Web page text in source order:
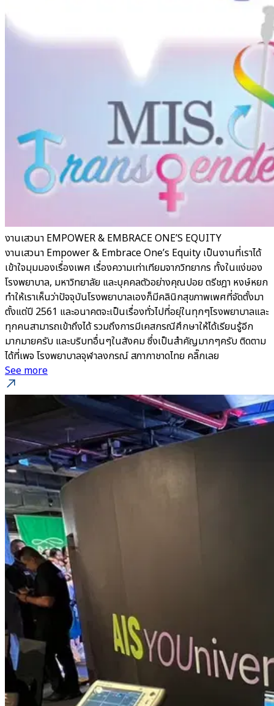
งานเสวนา EMPOWER & EMBRACE ONE’S EQUITY
งานเสวนา Empower & Embrace One’s Equity เป็นงานที่เราได้
เข้าใจมุมมองเรื่องเพศ เรื่องความเท่าเทียมจากวิทยากร ทั้งในแง่ของ
โรงพยาบาล, มหาวิทยาลัย และบุคคลตัวอย่างคุณปอย ตรีชฎา หงษ์หยก
ทำให้เราเห็นว่าปัจจุบันโรงพยาบาลเองก็มีคลินิกสุขภาพเพศที่จัดตั้งมา
ตั้งแต่ปี 2561 และอนาคตจะเป็นเรื่องทั่วไปที่อยุ่ในทุกๆโรงพยาบาลและ
ทุกคนสามารถเข้าถึงได้ รวมถึงการมีเคสกรณีศึกษาให้ได้เรียนรู้อีก
มากมายครับ และบริบทอื่นๆในสังคม ซึ่งเป็นสำคัญมากๆครับ ติดตาม
ได้ที่เพจ โรงพยาบาลจุฬาลงกรณ์ สภากาชาดไทย คลิ๊กเลย
See more